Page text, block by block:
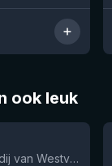
ook leuk
Brouwerij De Sint-Sixtusabdij van Westvleteren